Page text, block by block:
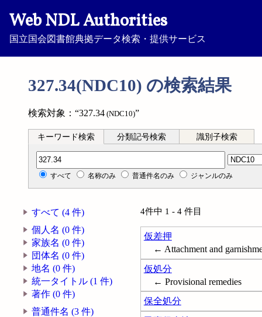
Web NDL Authorities
国立国会図書館典拠データ検索・提供サービス
327.34(NDC10) の検索結果
検索対象：“327.34 (NDC10)”
キーワード検索 分類記号検索 識別子検索
分類記号検索
すべて 名称のみ 普通件名のみ ジャンルのみ
すべて (4 件)
個人名 (0 件)
家族名 (0 件)
団体名 (0 件)
地名 (0 件)
統一タイトル (1 件)
著作 (0 件)
普通件名 (3 件)
4件中 1 - 4 件目
仮差押
← Attachment and
仮処分
← Provisional remedies
保全処分